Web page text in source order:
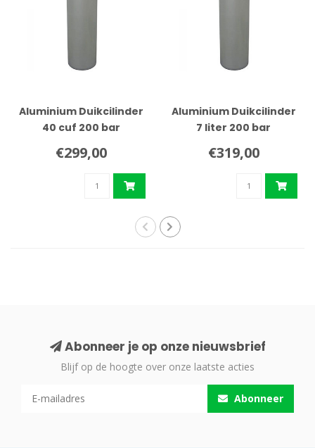
Aluminium Duikcilinder
40 cuf 200 bar
€299,00
Aluminium Duikcilinder
7 liter 200 bar
€319,00
Abonneer je op onze nieuwsbrief
Blijf op de hoogte over onze laatste acties
Abonneer